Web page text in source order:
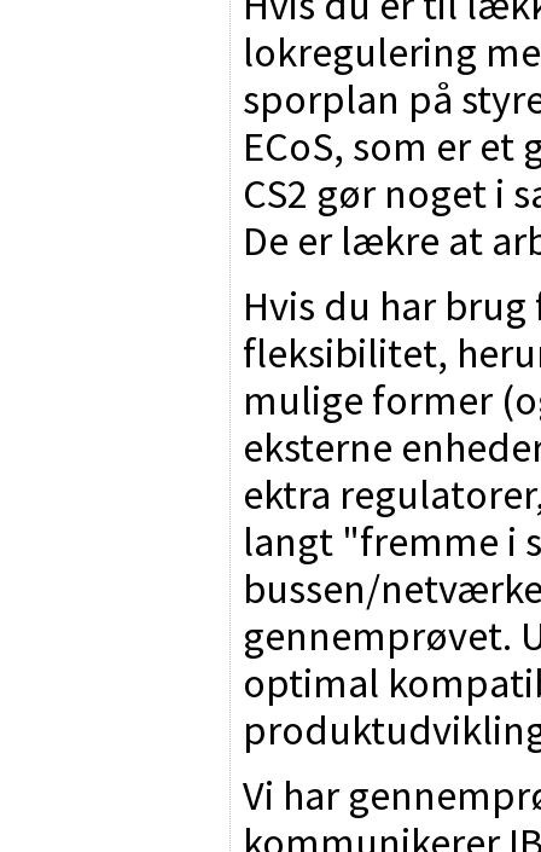
lokregulering
sporplan på
ECoS, som er
CS2 gør noget i
De er lækre at
Hvis du har
fleksibilitet,
mulige former
eksterne
ektra
langt "fremme i
bussen/
gennemprøvet.
optimal
Vi har
kommunikerer